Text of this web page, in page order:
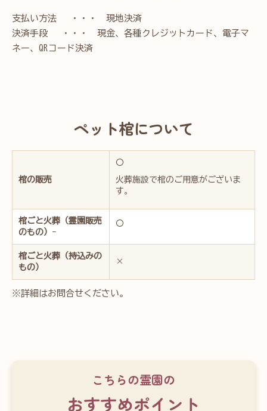
支払い方法 ・・・ 現地決済
決済手段 ・・・ 現金、各種クレジットカード、電子マ
ネー、QRコード決済
ペット棺について
棺の販売
〇
火葬施設で棺のご用意がございま
す。
棺ごと火葬（霊園販売
のもの） ｰ
〇
棺ごと火葬（持込みの
もの）
×
※詳細はお問合せください。
こちらの霊園の
おすすめポイント